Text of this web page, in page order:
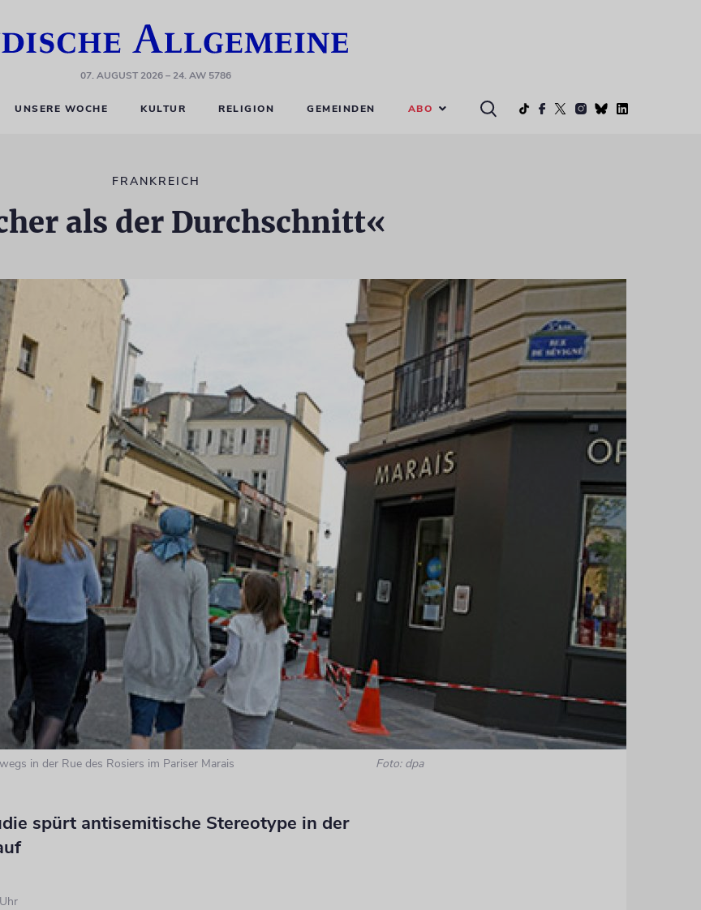
07. AUGUST 2026– 24. AW 5786
UNSERE WOCHE KULTUR RELIGION GEMEINDEN ABO
FRANKREICH
als der Durchschnitt«
in der Rue des Rosiers im Pariser Marais Foto: dpa
spürt antisemitische Stereotype in der